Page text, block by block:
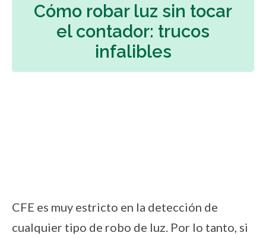
Cómo robar luz sin tocar
el contador: trucos
infalibles
CFE es muy estricto en la detección de
cualquier tipo de robo de luz. Por lo tanto, si